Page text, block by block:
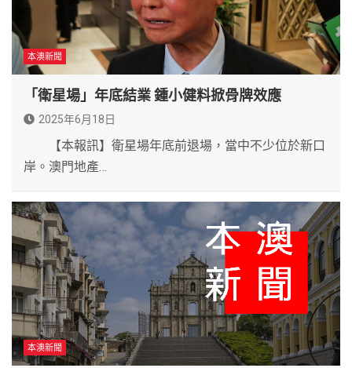
本澳新聞
「衛星場」年底結業 鍾小健料掀骨牌效應
2025年6月18日
【本報訊】衛星場年底前退場，當中不少位於新口
岸。澳門地產…
本澳新聞